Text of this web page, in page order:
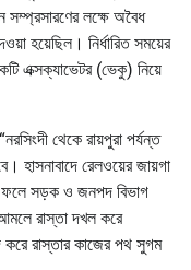
সম্প্রসারণের লক্ষে অবৈধ
হয়েছিল। নির্ধারিত সময়ের
এক্সক্যাভেটর (ভেকু) নিয়ে
থেকে রায়পুরা পর্যন্ত
হাসনাবাদে রেলওয়ের জায়গা
ফলে সড়ক ও জনপদ বিভাগ
রাস্তা দখল করে
রাস্তার কাজের পথ সুগম